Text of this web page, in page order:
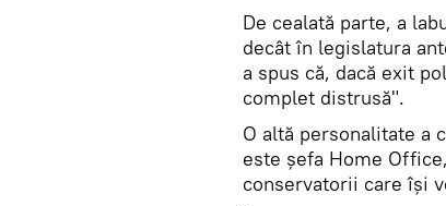
De cealată parte, a
decât în legislatura
a spus că, dacă exit
complet distrusă".
O altă personalitate a
este șefa Home
conservatorii care își